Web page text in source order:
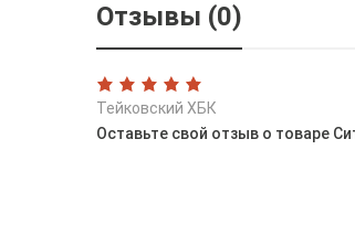
Отзывы (0)
Тейковский ХБК
Оставьте свой отзыв о товаре